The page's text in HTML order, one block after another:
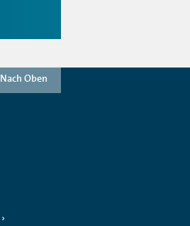
Nach Oben